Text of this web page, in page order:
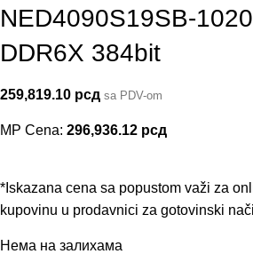
NED4090S19SB-
DDR6X 384bit
259,819.10 рсд sa PDV-om
MP Cena: 296,936.12 рсд
*Iskazana cena sa popustom važi za
kupovinu u prodavnici za gotovinski
Нема на залихама